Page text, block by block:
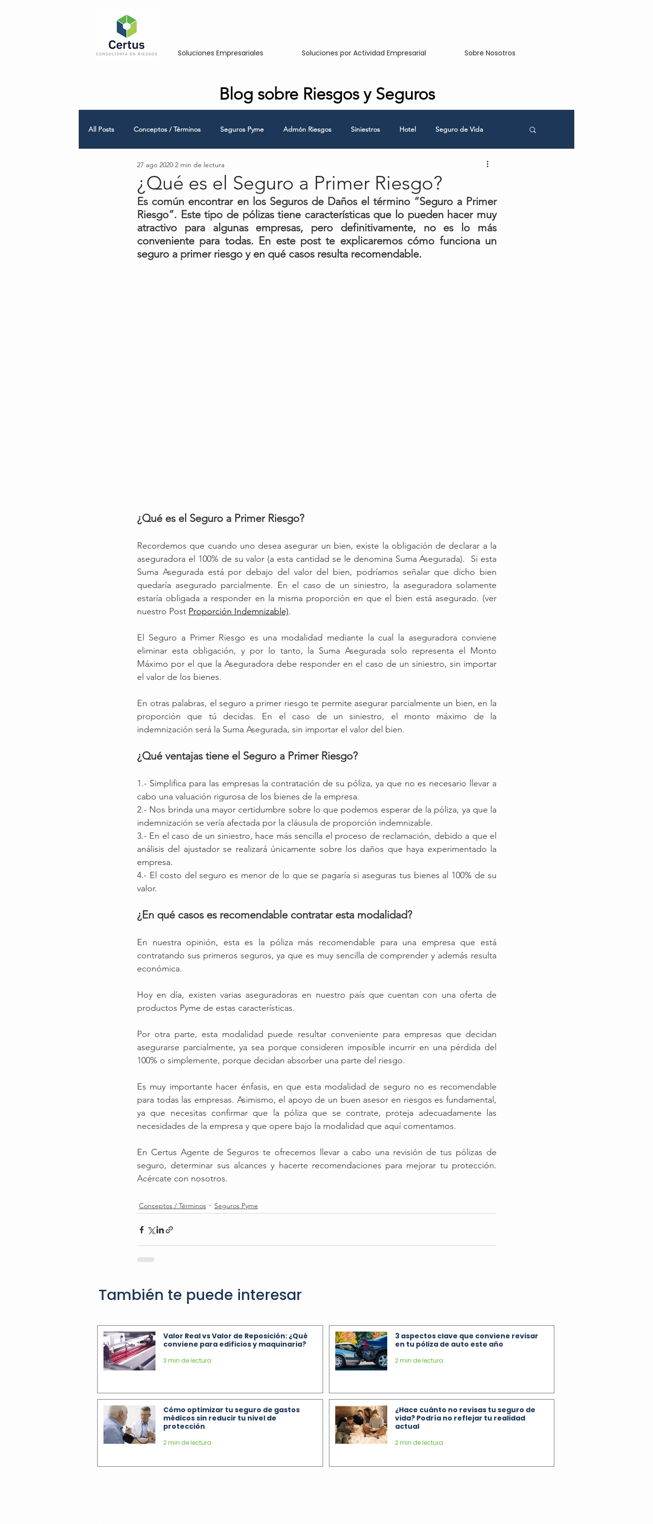
Soluciones Empresariales Soluciones por Actividad Empresarial Sobre Nosotros
Blog sobre Riesgos y Seguros
All Posts Conceptos / Términos Seguros Pyme Admón Riesgos Siniestros Hotel Seguro de Vida
Empresas Medianas y Grandes Responsabilidad Civil
¿Qué es el Seguro a Primer Riesgo?
27 ago 2020 2 min de lectura
Es común encontrar en los Seguros de Daños el término “Seguro a Primer
Riesgo”. Este tipo de pólizas tiene características que lo pueden hacer muy
atractivo para algunas empresas, pero definitivamente, no es lo más
conveniente para todas. En este post te explicaremos cómo funciona un
seguro a primer riesgo y en qué casos resulta recomendable.
¿Qué es el Seguro a Primer Riesgo?
Recordemos que cuando uno desea asegurar un bien, existe la obligación de declarar a la
aseguradora el 100% de su valor (a esta cantidad se le denomina Suma Asegurada).  Si esta
Suma Asegurada está por debajo del valor del bien, podríamos señalar que dicho bien
quedaría asegurado parcialmente. En el caso de un siniestro, la aseguradora solamente
estaría obligada a responder en la misma proporción en que el bien está asegurado. (ver
nuestro Post Proporción Indemnizable).
El Seguro a Primer Riesgo es una modalidad mediante la cual la aseguradora conviene
eliminar esta obligación, y por lo tanto, la Suma Asegurada solo representa el Monto
Máximo por el que la Aseguradora debe responder en el caso de un siniestro, sin importar
el valor de los bienes.
En otras palabras, el seguro a primer riesgo te permite asegurar parcialmente un bien, en la
proporción que tú decidas. En el caso de un siniestro, el monto máximo de la
indemnización será la Suma Asegurada, sin importar el valor del bien.
¿Qué ventajas tiene el Seguro a Primer Riesgo?
1.- Simplifica para las empresas la contratación de su póliza, ya que no es necesario llevar a
cabo una valuación rigurosa de los bienes de la empresa.
2.- Nos brinda una mayor certidumbre sobre lo que podemos esperar de la póliza, ya que la
indemnización se vería afectada por la cláusula de proporción indemnizable.
3.- En el caso de un siniestro, hace más sencilla el proceso de reclamación, debido a que el
análisis del ajustador se realizará únicamente sobre los daños que haya experimentado la
empresa.
4.- El costo del seguro es menor de lo que se pagaría si aseguras tus bienes al 100% de su
valor.
¿En qué casos es recomendable contratar esta modalidad?
En nuestra opinión, esta es la póliza más recomendable para una empresa que está
contratando sus primeros seguros, ya que es muy sencilla de comprender y además resulta
económica.
Hoy en día, existen varias aseguradoras en nuestro país que cuentan con una oferta de
productos Pyme de estas características.
Por otra parte, esta modalidad puede resultar conveniente para empresas que decidan
asegurarse parcialmente, ya sea porque consideren imposible incurrir en una pérdida del
100% o simplemente, porque decidan absorber una parte del riesgo.
Es muy importante hacer énfasis, en que esta modalidad de seguro no es recomendable
para todas las empresas. Asimismo, el apoyo de un buen asesor en riesgos es fundamental,
ya que necesitas confirmar que la póliza que se contrate, proteja adecuadamente las
necesidades de la empresa y que opere bajo la modalidad que aquí comentamos.
En Certus Agente de Seguros te ofrecemos llevar a cabo una revisión de tus pólizas de
seguro, determinar sus alcances y hacerte recomendaciones para mejorar tu protección.
Acércate con nosotros.
Conceptos / Términos Seguros Pyme
También te puede interesar
Valor Real vs Valor de Reposición: ¿Qué
conviene para edificios y maquinaria?
3 min de lectura
3 aspectos clave que conviene revisar
en tu póliza de auto este año
2 min de lectura
Cómo optimizar tu seguro de gastos
médicos sin reducir tu nivel de
protección
2 min de lectura
¿Hace cuánto no revisas tu seguro de
vida? Podría no reflejar tu realidad
actual
2 min de lectura